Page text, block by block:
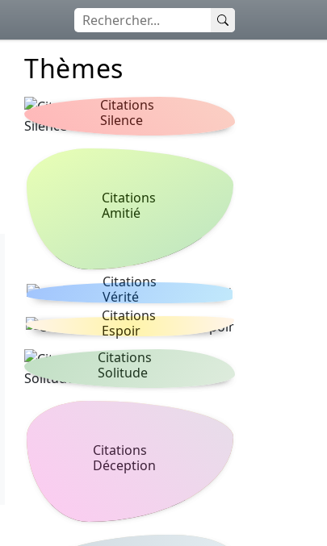
Thèmes
Citations
Silence
Citations
Amitié
Citations
Vérité
Citations
Espoir
Citations
Solitude
Citations
Déception